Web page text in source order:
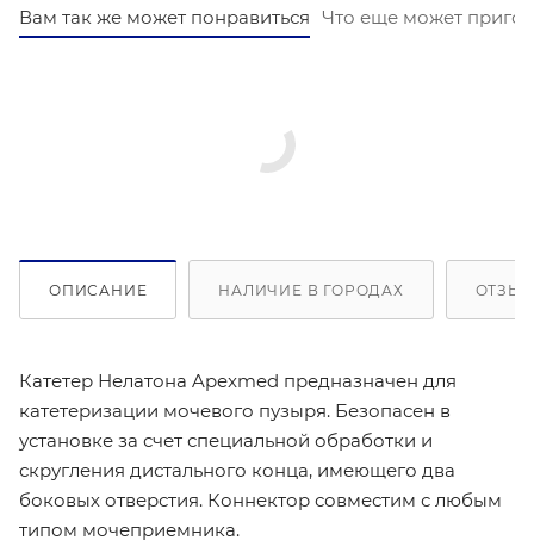
Вам так же может понравиться Что еще может
ОПИСАНИЕ НАЛИЧИЕ В ГОРОДАХ
Катетер Нелатона Apexmed предназначен для
катетеризации мочевого пузыря. Безопасен в
установке за счет специальной обработки и
скругления дистального конца, имеющего два
боковых отверстия. Коннектор совместим с любым
типом мочеприемника.